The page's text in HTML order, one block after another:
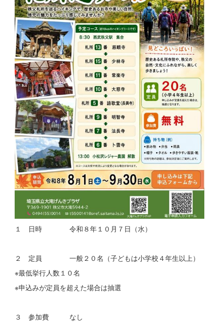
１ 日時 令和８年１０月７日（水）
２ 定員 一般２０名（子どもは小学校４年生以上）
※最低挙行人数１０名
※申込みが定員を超えた場合は抽選
３ 参加費 なし